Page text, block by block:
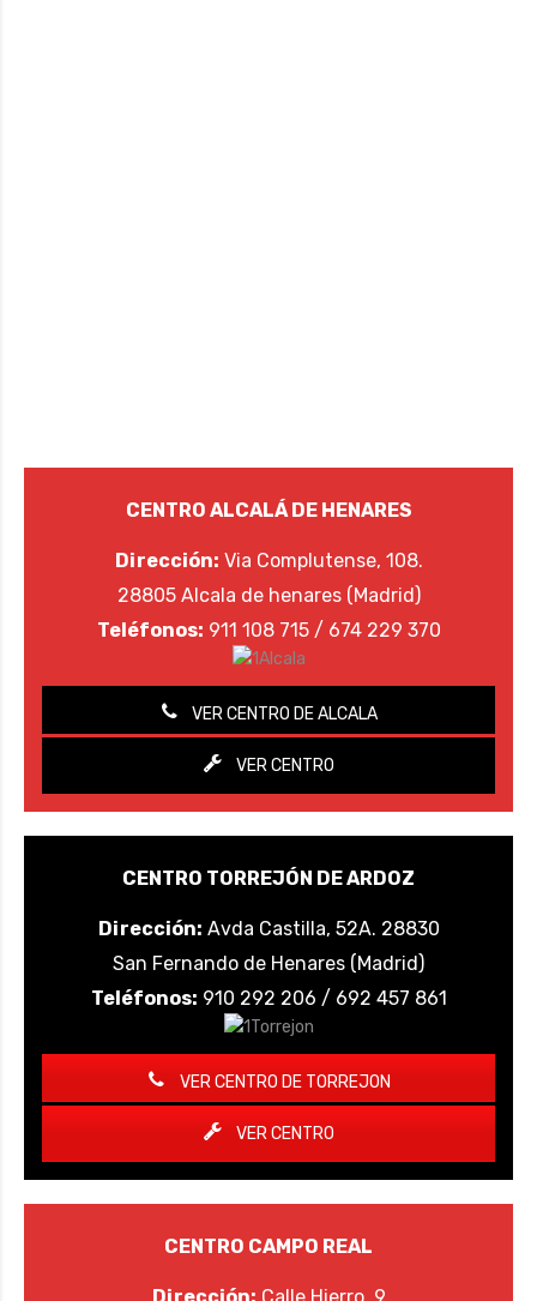
CENTRO ALCALÁ DE HENARES
Dirección: Via Complutense, 108.
28805 Alcala de henares (Madrid)
Teléfonos: 911 108 715 / 674 229 370
VER CENTRO DE ALCALA
VER CENTRO
CENTRO TORREJÓN DE ARDOZ
Dirección: Avda Castilla, 52A. 28830
San Fernando de Henares (Madrid)
Teléfonos: 910 292 206 / 692 457 861
VER CENTRO DE TORREJON
VER CENTRO
CENTRO CAMPO REAL